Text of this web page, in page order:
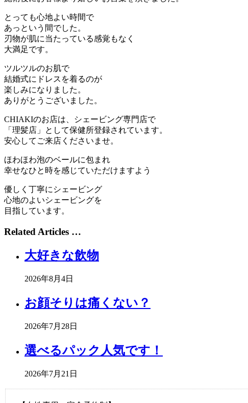
とっても心地よい時間で
あっという間でした。
刃物が肌に当たっている感覚もなく
大満足です。
ツルツルのお肌で
結婚式にドレスを着るのが
楽しみになりました。
ありがとうございました。
CHIAKIのお店は、シェービング専門店で
「理髪店」として保健所登録されています。
安心してご来店くださいませ。
ほわほわ泡のベールに包まれ
幸せなひと時を感じていただけますよう
優しく丁寧にシェービング
心地のよいシェービングを
目指しています。
Related Articles …
大好きな飲物
2026年8月4日
お顔そりは痛くない？
2026年7月28日
選べるパック人気です！
2026年7月21日